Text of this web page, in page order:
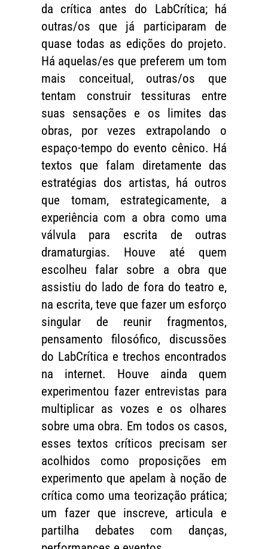
da crítica antes do LabCrítica; há
outras/os que já participaram de
quase todas as edições do projeto.
Há aquelas/es que preferem um tom
mais conceitual, outras/os que
tentam construir tessituras entre
suas sensações e os limites das
obras, por vezes extrapolando o
espaço-tempo do evento cênico. Há
textos que falam diretamente das
estratégias dos artistas, há outros
que tomam, estrategicamente, a
experiência com a obra como uma
válvula para escrita de outras
dramaturgias. Houve até quem
escolheu falar sobre a obra que
assistiu do lado de fora do teatro e,
na escrita, teve que fazer um esforço
singular de reunir fragmentos,
pensamento filosófico, discussões
do LabCrítica e trechos encontrados
na internet. Houve ainda quem
experimentou fazer entrevistas para
multiplicar as vozes e os olhares
sobre uma obra. Em todos os casos,
esses textos críticos precisam ser
acolhidos como proposições em
experimento que apelam à noção de
crítica como uma teorização prática;
um fazer que inscreve, articula e
partilha debates com danças,